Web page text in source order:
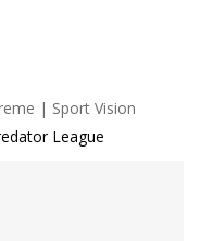
| Sport Vision
League